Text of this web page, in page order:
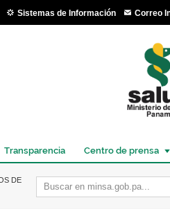
Sistemas de Información Correo
Transparencia Centro de prensa
DE